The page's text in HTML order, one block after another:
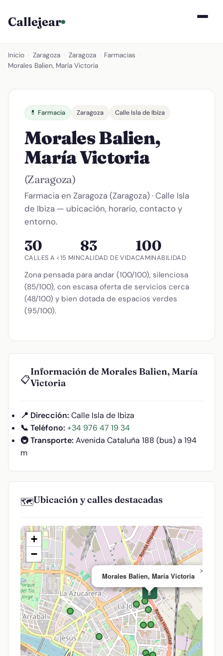
Callejear
Inicio Zaragoza Zaragoza Farmacias
Morales Balien, María Victoria
💊 Farmacia Zaragoza Calle Isla de Ibiza
Morales Balien,
María Victoria
(Zaragoza)
Farmacia en Zaragoza (Zaragoza) · Calle Isla
de Ibiza — ubicación, horario, contacto y
entorno.
30
CALLES A <15 MIN
83
CALIDAD DE VIDA
100
CAMINABILIDAD
Zona pensada para andar (100/100), silenciosa
(85/100), con escasa oferta de servicios cerca
(48/100) y bien dotada de espacios verdes
(95/100).
📋
Información de Morales Balien, María
Victoria
📍 Dirección: Calle Isla de Ibiza
📞 Teléfono: +34 976 47 19 34
🚇 Transporte: Avenida Cataluña 188 (bus) a 194
m
🗺️Ubicación y calles destacadas
💊
Morales Balien, María Victoria
×
+
−